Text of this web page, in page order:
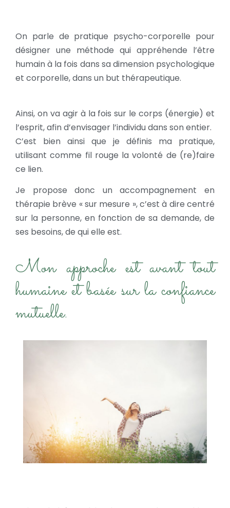
On parle de pratique psycho-corporelle pour
désigner une méthode qui appréhende l’être
humain à la fois dans sa dimension psychologique
et corporelle, dans un but thérapeutique.
Ainsi, on va agir à la fois sur le corps (énergie) et
l’esprit, afin d’envisager l’individu dans son entier.
C’est bien ainsi que je définis ma pratique,
utilisant comme fil rouge la volonté de (re)faire
ce lien.
Je propose donc un accompagnement en
thérapie brève « sur mesure », c’est à dire centré
sur la personne, en fonction de sa demande, de
ses besoins, de qui elle est.
Mon approche est avant tout
humaine et basée sur la confiance
mutuelle.